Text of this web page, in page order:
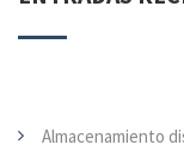
Almacenamiento